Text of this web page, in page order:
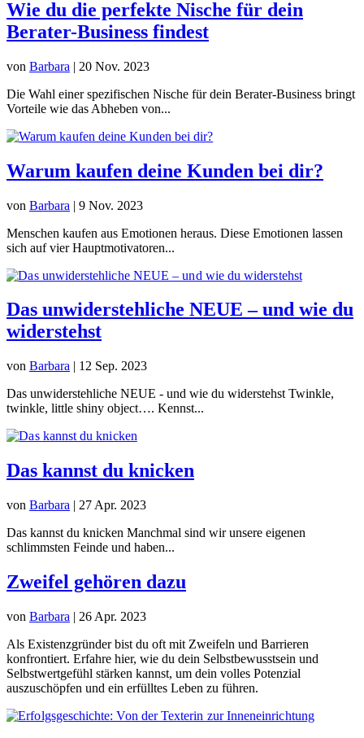
Wie du die perfekte Nische für dein
Berater-Business findest
von Barbara | 20 Nov. 2023
Die Wahl einer spezifischen Nische für dein Berater-Business bringt
Vorteile wie das Abheben von...
Warum kaufen deine Kunden bei dir?
von Barbara | 9 Nov. 2023
Menschen kaufen aus Emotionen heraus. Diese Emotionen lassen
sich auf vier Hauptmotivatoren...
Das unwiderstehliche NEUE – und wie du
widerstehst
von Barbara | 12 Sep. 2023
Das unwiderstehliche NEUE - und wie du widerstehst Twinkle,
twinkle, little shiny object…. Kennst...
Das kannst du knicken
von Barbara | 27 Apr. 2023
Das kannst du knicken ​Manchmal sind wir unsere eigenen
schlimmsten Feinde und haben...
Zweifel gehören dazu
von Barbara | 26 Apr. 2023
Als Existenzgründer bist du oft mit Zweifeln und Barrieren
konfrontiert. Erfahre hier, wie du dein Selbstbewusstsein und
Selbstwertgefühl stärken kannst, um dein volles Potenzial
auszuschöpfen und ein erfülltes Leben zu führen.